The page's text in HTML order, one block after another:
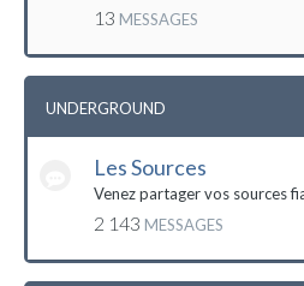
13 MESSAGES
UNDERGROUND
Les Sources
Venez partager vos sources
2 143 MESSAGES